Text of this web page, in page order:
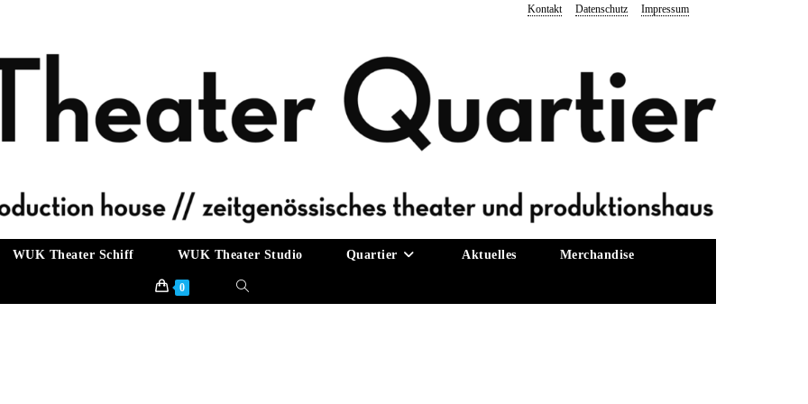
Kontakt Datenschutz Impressum
WUK Theater Schiff WUK Theater Studio Quartier Aktuelles Merchandise
0 Website-